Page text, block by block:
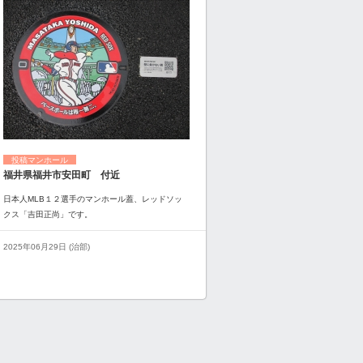
投稿マンホール
福井県福井市安田町 付近
日本人MLB１２選手のマンホール蓋、レッドソッ
クス「吉田正尚」です。
2025年06月29日 (治部)